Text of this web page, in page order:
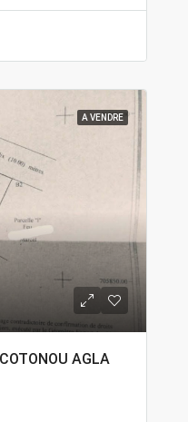
A VENDRE
AGLA